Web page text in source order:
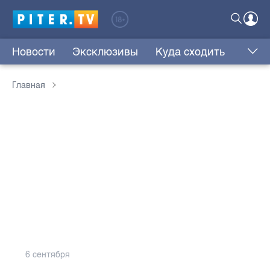
Новости Эксклюзивы Куда сходить
Главная
6 сентября